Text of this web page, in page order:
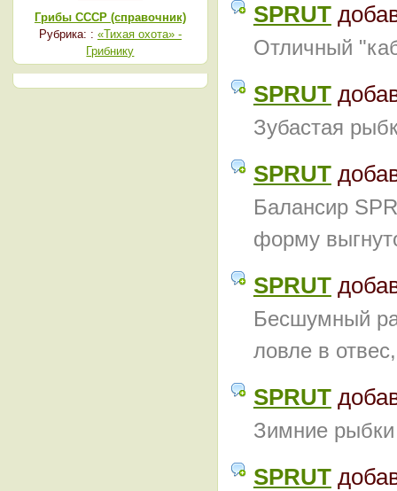
SPRUT
Отличный
SPRUT
Зубастая
SPRUT
Балансир
форму
SPRUT
Бесшумный
ловле в
SPRUT
Зимние
SPRUT
Грибы СССР (справочник)
Рубрика: : «Тихая охота» -
Грибнику